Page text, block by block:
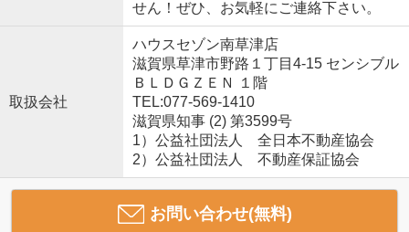
せん！ぜひ、お気軽にご連絡下さい。
取扱会社
ハウスセゾン南草津店
滋賀県草津市野路１丁目4-15 センシブル
ＢＬＤＧＺＥＮ １階
TEL:077-569-1410
滋賀県知事 (2) 第3599号
1）公益社団法人 全日本不動産協会
2）公益社団法人 不動産保証協会
お問い合わせ(無料)